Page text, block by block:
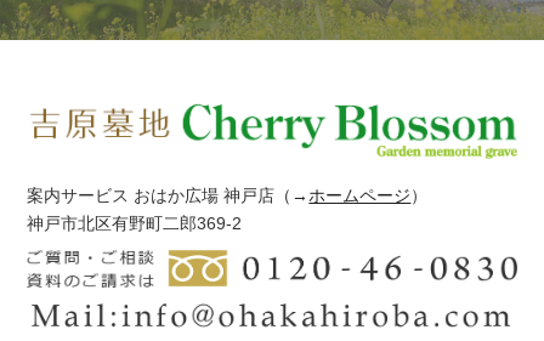
案内サービス おはか広場 神戸店 （→ ホームページ）
神戸市北区有野町二郎369-2